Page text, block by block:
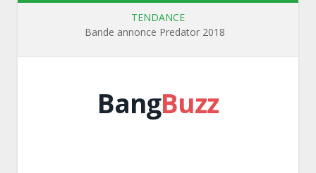
TENDANCE
Bande annonce Predator 2018
BangBuzz